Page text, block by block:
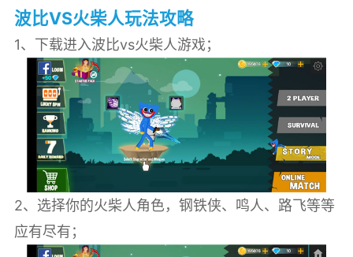
波比VS火柴人玩法攻略
1、下载进入波比vs火柴人游戏；
2、选择你的火柴人角色，钢铁侠、鸣人、路飞等等
应有尽有；